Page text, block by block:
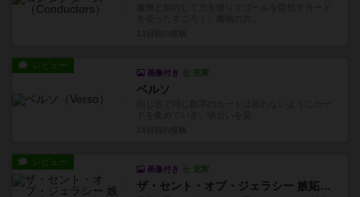
レビュー
画像付き 充実
ベルソ
レビュー
画像付き 充実
ザ・セント・オブ・ジェラシー 嫉妬の香り